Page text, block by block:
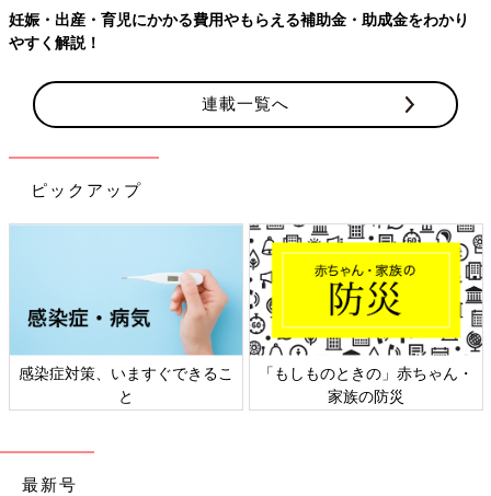
妊娠・出産・育児にかかる費用やもらえる補助金・助成金をわかり
やすく解説！
連載一覧へ
ピックアップ
感染症対策、いますぐできるこ
と
「もしものときの」赤ちゃん・
家族の防災
最新号